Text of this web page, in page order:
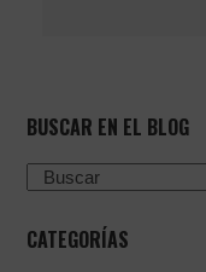
BUSCAR EN EL BLOG
Search
CATEGORÍAS